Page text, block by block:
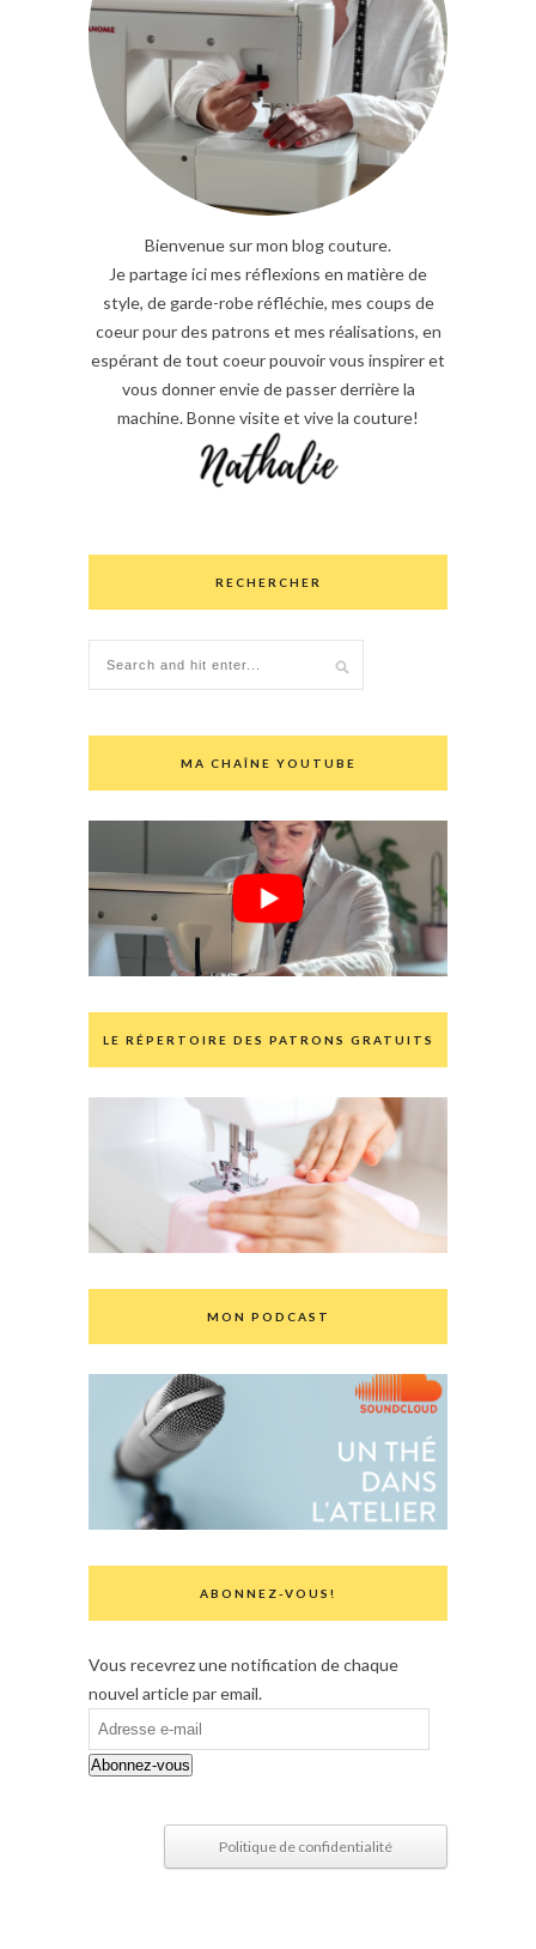
Bienvenue sur mon blog couture.
Je partage ici mes réflexions en matière de
style, de garde-robe réfléchie, mes coups de
coeur pour des patrons et mes réalisations, en
espérant de tout coeur pouvoir vous inspirer et
vous donner envie de passer derrière la
machine. Bonne visite et vive la couture!
RECHERCHER
MA CHAÎNE YOUTUBE
LE RÉPERTOIRE DES PATRONS GRATUITS
MON PODCAST
ABONNEZ-VOUS!
Vous recevrez une notification de chaque
nouvel article par email.
Adresse
e-
mail
Abonnez-vous
Politique de confidentialité